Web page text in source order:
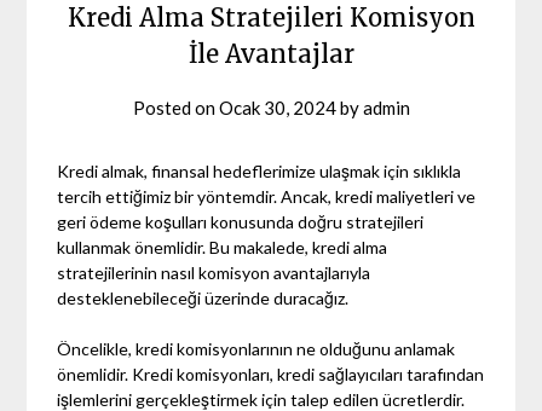
Kredi Alma Stratejileri Komisyon
İle Avantajlar
Posted onOcak 30, 2024byadmin
Kredi almak, finansal hedeflerimize ulaşmak için sıklıkla
tercih ettiğimiz bir yöntemdir. Ancak, kredi maliyetleri ve
geri ödeme koşulları konusunda doğru stratejileri
kullanmak önemlidir. Bu makalede, kredi alma
stratejilerinin nasıl komisyon avantajlarıyla
desteklenebileceği üzerinde duracağız.
Öncelikle, kredi komisyonlarının ne olduğunu anlamak
önemlidir. Kredi komisyonları, kredi sağlayıcıları tarafından
işlemlerini gerçekleştirmek için talep edilen ücretlerdir.